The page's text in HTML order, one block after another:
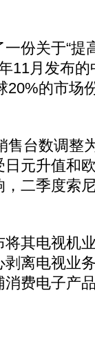
关于“提
11月发布
20%的市场
台数调整
元升值和
二季度索
其电视机
离电视业
费电子产